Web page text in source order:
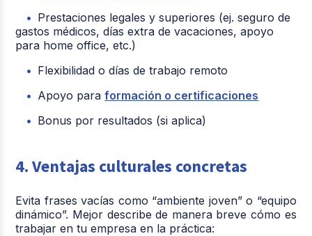
Prestaciones legales y superiores (ej. seguro de
gastos médicos, días extra de vacaciones, apoyo
para home office, etc.)
Flexibilidad o días de trabajo remoto
Apoyo paraformación o certificaciones
Bonus por resultados (si aplica)
4. Ventajas culturales concretas
Evita frases vacías como “ambiente joven” o “equipo
dinámico”. Mejor describe de manera breve cómo es
trabajar en tu empresa en la práctica: